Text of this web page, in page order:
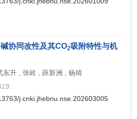
协同改性及其CO2吸附特性与机
东升 , 张岭 , 薛新洲 , 杨靖
j.cnki.jhebnu.nse.202603005